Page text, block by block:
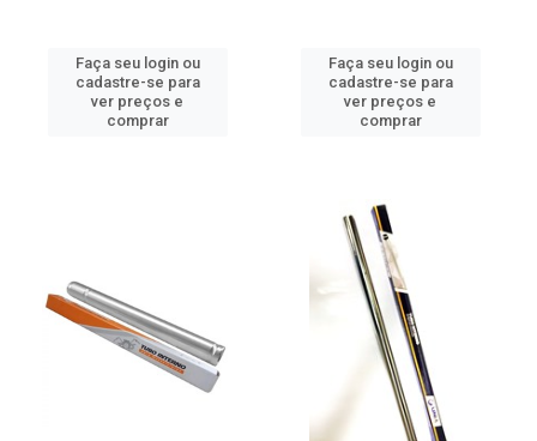
Faça seu login ou
cadastre-se para
ver preços e
comprar
Faça seu login ou
cadastre-se para
ver preços e
comprar